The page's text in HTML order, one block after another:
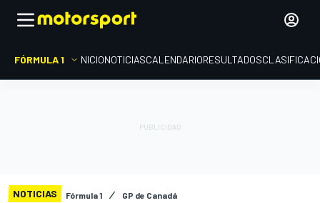
FÓRMULA 1 INICIONOTICIASCALENDARIORESULTADOS
NOTICIAS Fórmula 1 GP de Canadá